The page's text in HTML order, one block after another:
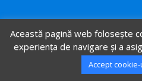
Această pagină web folosește
experiența de navigare și a
Accept